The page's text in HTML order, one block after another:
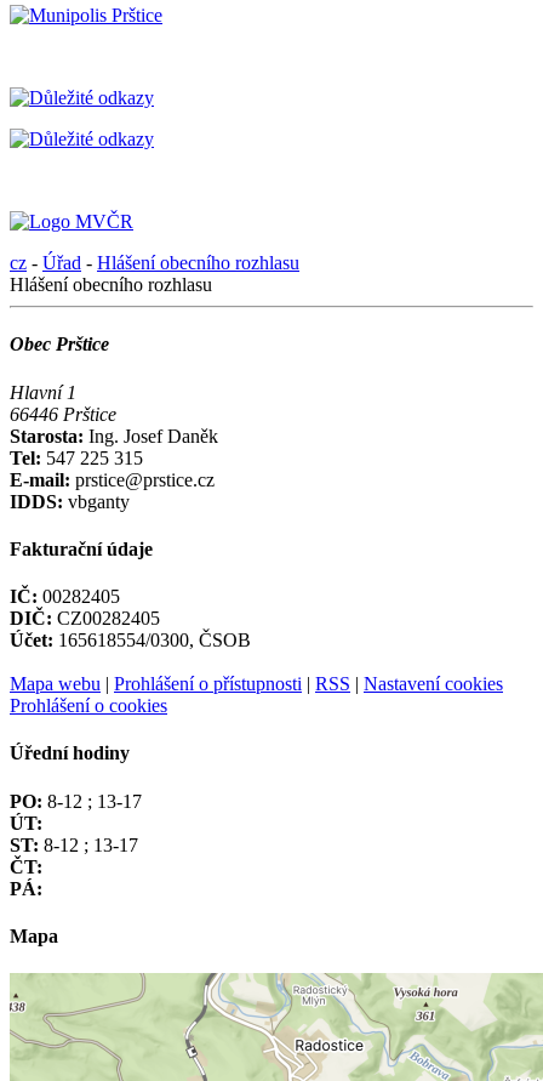
cz - Úřad - Hlášení obecního rozhlasu
Hlášení obecního rozhlasu
Obec Prštice
Hlavní 1
66446 Prštice
Starosta: Ing. Josef Daněk
Tel: 547 225 315
E-mail: prstice@prstice.cz
IDDS: vbganty
Fakturační údaje
IČ: 00282405
DIČ: CZ00282405
Účet: 165618554/0300, ČSOB
Mapa webu | Prohlášení o přístupnosti | RSS | Nastavení cookies
Prohlášení o cookies
Úřední hodiny
PO: 8-12 ; 13-17
ÚT:
ST: 8-12 ; 13-17
ČT:
PÁ:
Mapa